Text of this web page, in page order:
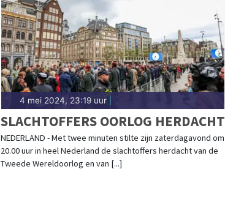
4 mei 2024, 23:19 uur|
SLACHTOFFERS OORLOG HERDACHT
NEDERLAND - Met twee minuten stilte zijn zaterdagavond om
20.00 uur in heel Nederland de slachtoffers herdacht van de
Tweede Wereldoorlog en van [...]